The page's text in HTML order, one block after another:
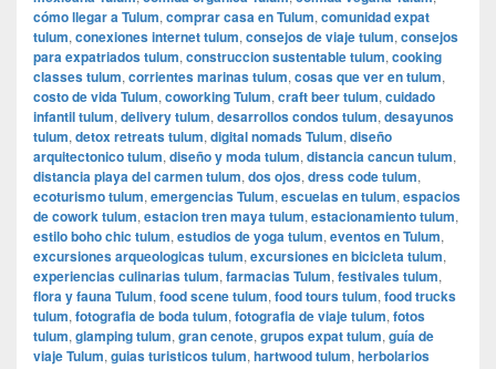
cómo llegar a Tulum, comprar casa en Tulum, comunidad expat
tulum, conexiones internet tulum, consejos de viaje tulum, consejos
para expatriados tulum, construccion sustentable tulum, cooking
classes tulum, corrientes marinas tulum, cosas que ver en tulum,
costo de vida Tulum, coworking Tulum, craft beer tulum, cuidado
infantil tulum, delivery tulum, desarrollos condos tulum, desayunos
tulum, detox retreats tulum, digital nomads Tulum, diseño
arquitectonico tulum, diseño y moda tulum, distancia cancun tulum,
distancia playa del carmen tulum, dos ojos, dress code tulum,
ecoturismo tulum, emergencias Tulum, escuelas en tulum, espacios
de cowork tulum, estacion tren maya tulum, estacionamiento tulum,
estilo boho chic tulum, estudios de yoga tulum, eventos en Tulum,
excursiones arqueologicas tulum, excursiones en bicicleta tulum,
experiencias culinarias tulum, farmacias Tulum, festivales tulum,
flora y fauna Tulum, food scene tulum, food tours tulum, food trucks
tulum, fotografia de boda tulum, fotografia de viaje tulum, fotos
tulum, glamping tulum, gran cenote, grupos expat tulum, guía de
viaje Tulum, guias turisticos tulum, hartwood tulum, herbolarios